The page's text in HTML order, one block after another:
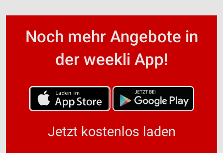
Noch mehr Angebote in
der weekli App!
Jetzt kostenlos laden